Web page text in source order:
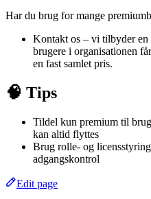
Har du brug for mange
Kontakt os – vi tilbyder en
brugere i organisationen
en fast samlet pris.
🧠 Tips
Tildel kun premium til
kan altid flyttes
Brug rolle- og
adgangskontrol
Edit page